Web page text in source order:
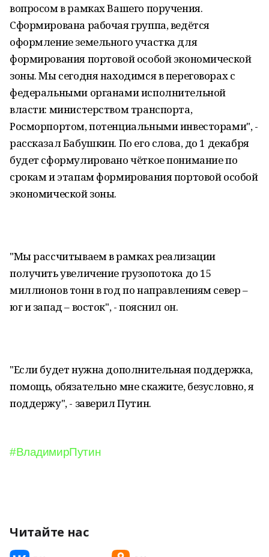
вопросом в рамках Вашего поручения.
Сформирована рабочая группа, ведётся
оформление земельного участка для
формирования портовой особой экономической
зоны. Мы сегодня находимся в переговорах с
федеральными органами исполнительной
власти: министерством транспорта,
Росморпортом, потенциальными инвесторами", -
рассказал Бабушкин. По его слова, до 1 декабря
будет сформулировано чёткое понимание по
срокам и этапам формирования портовой особой
экономической зоны.
"Мы рассчитываем в рамках реализации
получить увеличение грузопотока до 15
миллионов тонн в год по направлениям север –
юг и запад – восток", - пояснил он.
"Если будет нужна дополнительная поддержка,
помощь, обязательно мне скажите, безусловно, я
поддержу", - заверил Путин.
#ВладимирПутин
Читайте нас